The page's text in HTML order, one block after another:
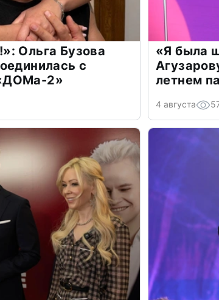
Ольга Бузова
с
2»
«Я была
летнем
4 августа